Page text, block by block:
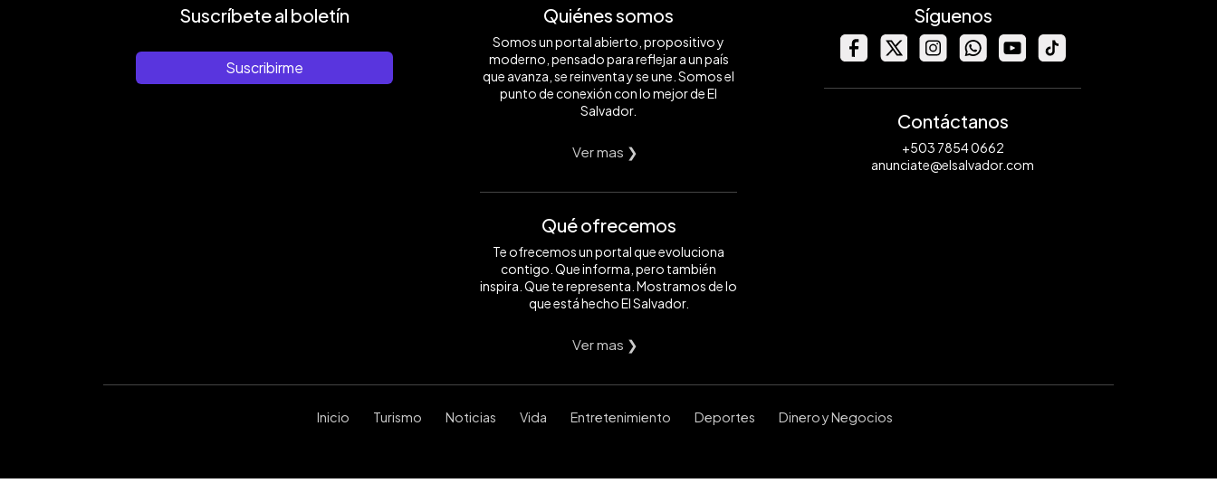
Suscríbete al boletín
Suscribirme
Quiénes somos
Somos un portal abierto, propositivo y
moderno, pensado para reflejar a un país
que avanza, se reinventa y se une. Somos el
punto de conexión con lo mejor de El
Salvador.
Ver mas ❯
Qué ofrecemos
Te ofrecemos un portal que evoluciona
contigo. Que informa, pero también
inspira. Que te representa. Mostramos de lo
que está hecho El Salvador.
Ver mas ❯
Síguenos
Contáctanos
+503 7854 0662
anunciate@elsalvador.com
Inicio Turismo Noticias Vida Entretenimiento Deportes Dinero y Negocios